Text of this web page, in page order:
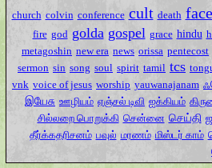
church colvin conference cult death
fire god golda gospel grace hindu
metagoshin new era news orissa pentecost
sermon sin song soul spirit tamil tcs
vnk voice of jesus worship yauwanajanam
இயேசு ஊழியம் ஏஞ்சல் டிவி ஐக்கியம்
சில்லறை பொறுக்கி சென்னை செய்தி
தீர்க்கதரிசனம் பவுல் மரணம் மிஸ்டர் காம்